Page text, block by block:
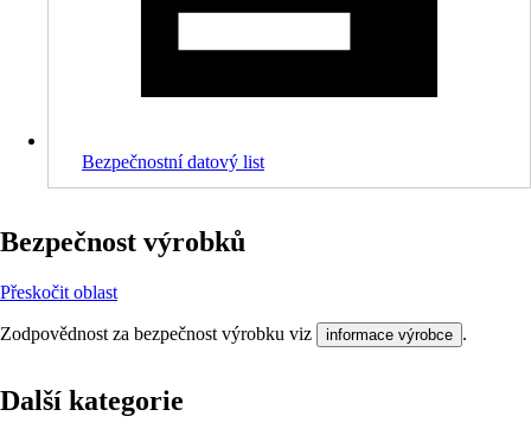
Bezpečnostní datový list
Bezpečnost výrobků
Přeskočit oblast
Zodpovědnost za bezpečnost výrobku viz informace výrobce .
Další kategorie